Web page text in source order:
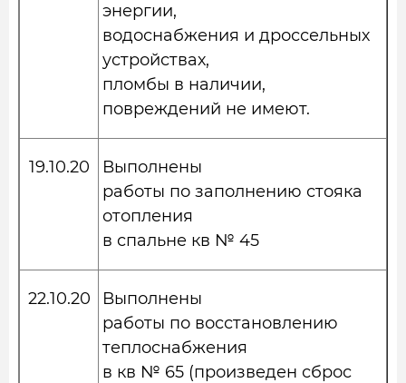
энергии,
водоснабжения и дроссельных
устройствах,
пломбы в наличии,
повреждений не имеют.
19.10.20
Выполнены
работы по заполнению стояка
отопления
в спальне кв № 45
22.10.20
Выполнены
работы по восстановлению
теплоснабжения
в кв № 65 (произведен сброс